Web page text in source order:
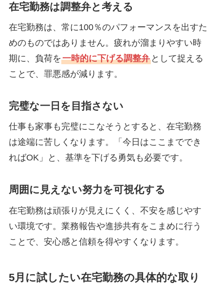
在宅勤務は調整弁と考える
在宅勤務は、常に100％のパフォーマンスを出すた
めのものではありません。疲れが溜まりやすい時
期に、負荷を一時的に下げる調整弁として捉える
ことで、罪悪感が減ります。
完璧な一日を目指さない
仕事も家事も完璧にこなそうとすると、在宅勤務
は途端に苦しくなります。「今日はここまででき
ればOK」と、基準を下げる勇気も必要です。
周囲に見えない努力を可視化する
在宅勤務は頑張りが見えにくく、不安を感じやす
い環境です。業務報告や進捗共有をこまめに行う
ことで、安心感と信頼を得やすくなります。
5月に試したい在宅勤務の具体的な取り